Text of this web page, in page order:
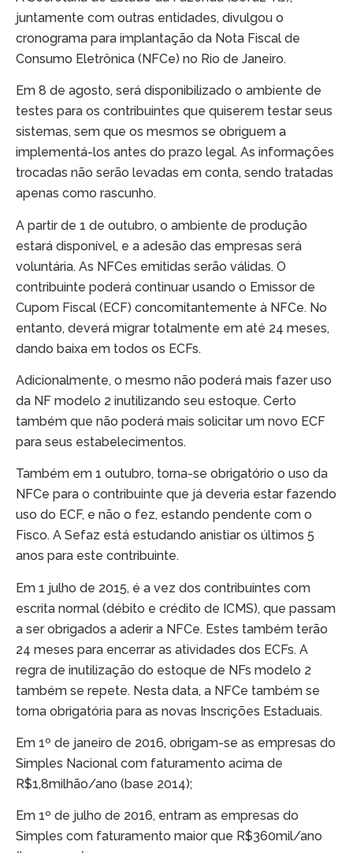
juntamente com outras entidades, divulgou o
cronograma para implantação da Nota Fiscal de
Consumo Eletrônica (NFCe) no Rio de Janeiro.
Em 8 de agosto, será disponibilizado o ambiente de
testes para os contribuintes que quiserem testar seus
sistemas, sem que os mesmos se obriguem a
implementá-los antes do prazo legal. As informações
trocadas não serão levadas em conta, sendo tratadas
apenas como rascunho.
A partir de 1 de outubro, o ambiente de produção
estará disponível, e a adesão das empresas será
voluntária. As NFCes emitidas serão válidas. O
contribuinte poderá continuar usando o Emissor de
Cupom Fiscal (ECF) concomitantemente à NFCe. No
entanto, deverá migrar totalmente em até 24 meses,
dando baixa em todos os ECFs.
Adicionalmente, o mesmo não poderá mais fazer uso
da NF modelo 2 inutilizando seu estoque. Certo
também que não poderá mais solicitar um novo ECF
para seus estabelecimentos.
Também em 1 outubro, torna-se obrigatório o uso da
NFCe para o contribuinte que já deveria estar fazendo
uso do ECF, e não o fez, estando pendente com o
Fisco. A Sefaz está estudando anistiar os últimos 5
anos para este contribuinte.
Em 1 julho de 2015, é a vez dos contribuintes com
escrita normal (débito e crédito de ICMS), que passam
a ser obrigados a aderir a NFCe. Estes também terão
24 meses para encerrar as atividades dos ECFs. A
regra de inutilização do estoque de NFs modelo 2
também se repete. Nesta data, a NFCe também se
torna obrigatória para as novas Inscrições Estaduais.
Em 1º de janeiro de 2016, obrigam-se as empresas do
Simples Nacional com faturamento acima de
R$1,8milhão/ano (base 2014);
Em 1º de julho de 2016, entram as empresas do
Simples com faturamento maior que R$360mil/ano